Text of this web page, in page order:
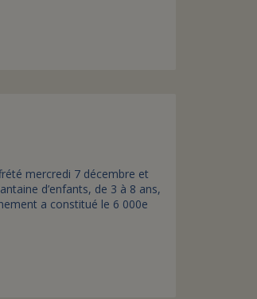
mercredi 7 décembre et
d’enfants, de 3 à 8 ans,
a constitué le 6 000e